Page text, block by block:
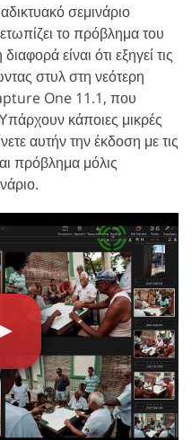
σεμινάριο
το πρόβλημα του
είναι ότι εξηγεί τις
στυλ στη νεότερη
One 11.1, που
κάποιες μικρές
αυτήν την έκδοση με τις
πρόβλημα μόλις